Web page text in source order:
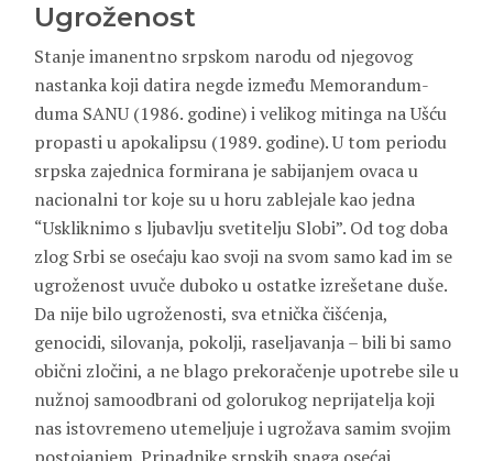
Ugroženost
Stanje imanentno srpskom narodu od njegovog
nastanka koji datira negde između Memorandum-
duma SANU (1986. godine) i velikog mitinga na Ušću
propasti u apokalipsu (1989. godine). U tom periodu
srpska zajednica formirana je sabijanjem ovaca u
nacionalni tor koje su u horu zablejale kao jedna
“Uskliknimo s ljubavlju svetitelju Slobi”. Od tog doba
zlog Srbi se osećaju kao svoji na svom samo kad im se
ugroženost uvuče duboko u ostatke izrešetane duše.
Da nije bilo ugroženosti, sva etnička čišćenja,
genocidi, silovanja, pokolji, raseljavanja – bili bi samo
obični zločini, a ne blago prekoračenje upotrebe sile u
nužnoj samoodbrani od golorukog neprijatelja koji
nas istovremeno utemeljuje i ugrožava samim svojim